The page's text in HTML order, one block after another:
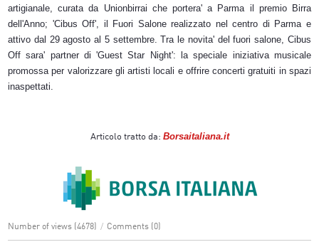
artigianale, curata da Unionbirrai che portera' a Parma il premio Birra
dell'Anno; 'Cibus Off', il Fuori Salone realizzato nel centro di Parma e
attivo dal 29 agosto al 5 settembre. Tra le novita' del fuori salone, Cibus
Off sara' partner di 'Guest Star Night': la speciale iniziativa musicale
promossa per valorizzare gli artisti locali e offrire concerti gratuiti in spazi
inaspettati.
Articolo tratto da: Borsaitaliana.it
Number of views (4678) / Comments (0)